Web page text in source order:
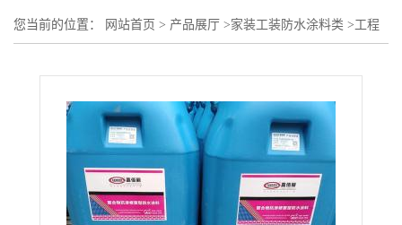
您当前的位置： 网站首页 > 产品展厅 >家装工装防水涂料类 >工程